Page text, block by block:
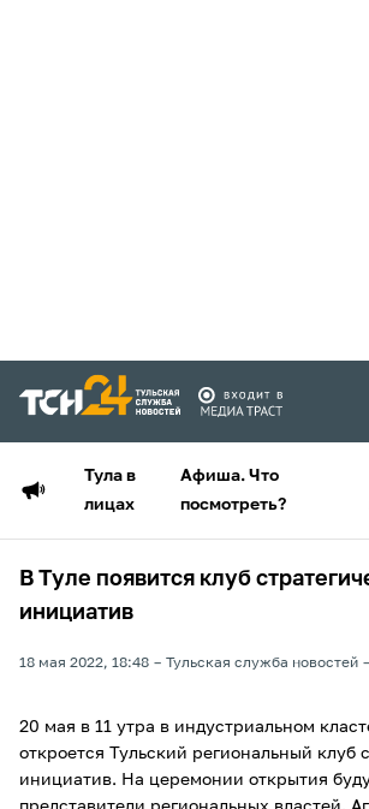
Тула в
лицах
Афиша. Что
посмотреть?
В Туле появится клуб
инициатив
18 мая 2022, 18:48 Тульская служба новостей
20 мая в 11 утра в индустриальном
откроется Тульский региональный клуб
инициатив. На церемонии открытия